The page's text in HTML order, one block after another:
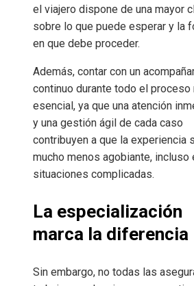
el viajero dispone de una mayor
sobre lo que puede esperar y la
en que debe proceder.
Además, contar con un
continuo durante todo el proceso
esencial, ya que una atención
y una gestión ágil de cada caso
contribuyen a que la experiencia
mucho menos agobiante, incluso
situaciones complicadas.
La especialización
marca la diferencia
Sin embargo, no todas las